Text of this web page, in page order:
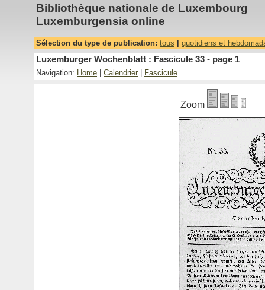
Bibliothèque nationale de Luxembourg
Luxemburgensia online
Sélection du type de publication: tous quotidiens et
Luxemburger Wochenblatt : Fascicule 33 - page 1
Navigation: Home Calendrier Fascicule
Zoom